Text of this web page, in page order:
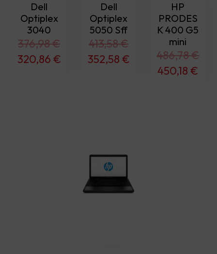
Dell
Optiplex
3040
376,98€
Original
320,86 €Current
Dell
Optiplex
5050 Sff
413,58€
Original
352,58 €Current
HP
PRODES
K 400 G5
mini
486,78€
Original
450,18€